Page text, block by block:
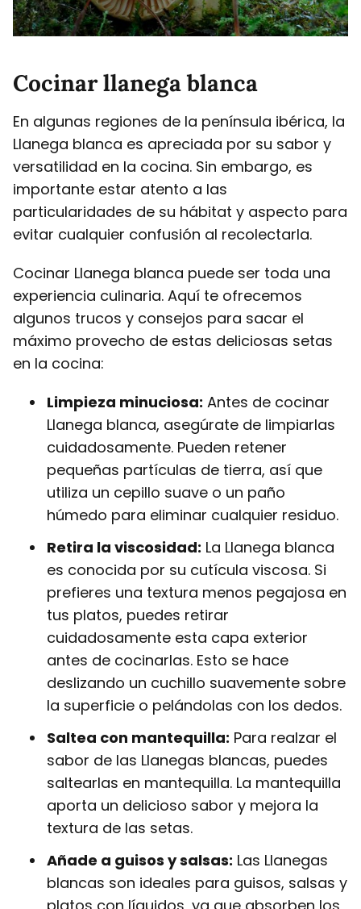
Cocinar llanega blanca
En algunas regiones de la península ibérica, la
Llanega blanca es apreciada por su sabor y
versatilidad en la cocina. Sin embargo, es
importante estar atento a las
particularidades de su hábitat y aspecto para
evitar cualquier confusión al recolectarla.
Cocinar Llanega blanca puede ser toda una
experiencia culinaria. Aquí te ofrecemos
algunos trucos y consejos para sacar el
máximo provecho de estas deliciosas setas
en la cocina:
Limpieza minuciosa: Antes de cocinar
Llanega blanca, asegúrate de limpiarlas
cuidadosamente. Pueden retener
pequeñas partículas de tierra, así que
utiliza un cepillo suave o un paño
húmedo para eliminar cualquier residuo.
Retira la viscosidad: La Llanega blanca
es conocida por su cutícula viscosa. Si
prefieres una textura menos pegajosa en
tus platos, puedes retirar
cuidadosamente esta capa exterior
antes de cocinarlas. Esto se hace
deslizando un cuchillo suavemente sobre
la superficie o pelándolas con los dedos.
Saltea con mantequilla: Para realzar el
sabor de las Llanegas blancas, puedes
saltearlas en mantequilla. La mantequilla
aporta un delicioso sabor y mejora la
textura de las setas.
Añade a guisos y salsas: Las Llanegas
blancas son ideales para guisos, salsas y